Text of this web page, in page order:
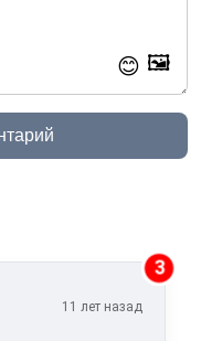
😊 🖼️
3
11 лет назад